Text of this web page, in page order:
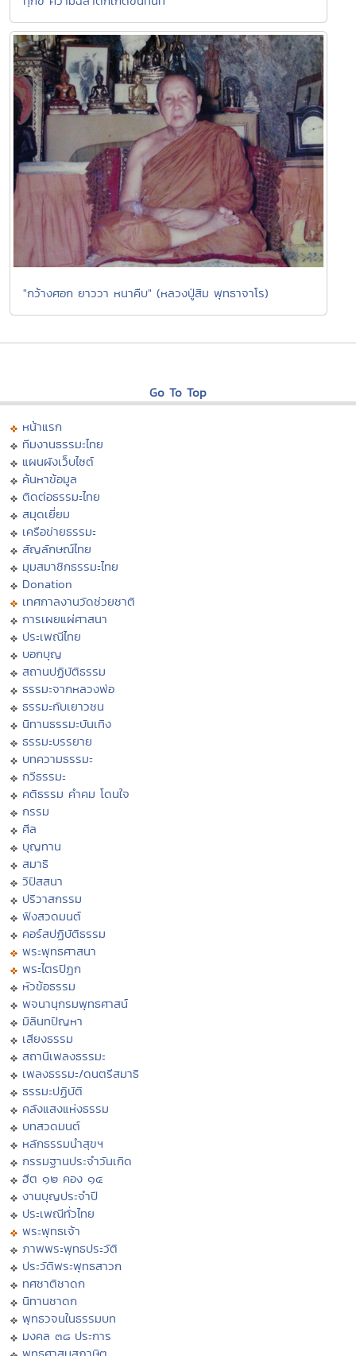
"กว้างศอก ยาววา หนาคืบ" (หลวงปู่สิม พุทธาจาโร)
Go To Top
หน้าแรก
ทีมงานธรรมะไทย
แผนผังเว็บไซต์
ค้นหาข้อมูล
ติดต่อธรรมะไทย
สมุดเยี่ยม
เครือข่ายธรรมะ
สัญลักษณ์ไทย
มุมสมาชิกธรรมะไทย
Donation
เทศกาลงานวัดช่วยชาติ
การเผยแผ่ศาสนา
ประเพณีไทย
บอกบุญ
สถานปฏิบัติธรรม
ธรรมะจากหลวงพ่อ
ธรรมะกับเยาวชน
นิทานธรรมะบันเทิง
ธรรมะบรรยาย
บทความธรรมะ
กวีธรรมะ
คติธรรม คำคม โดนใจ
กรรม
ศีล
บุญทาน
สมาธิ
วิปัสสนา
ปริวาสกรรม
ฟังสวดมนต์
คอร์สปฏิบัติธรรม
พระพุทธศาสนา
พระไตรปิฏก
หัวข้อธรรม
พจนานุกรมพุทธศาสน์
มิลินทปัญหา
เสียงธรรม
สถานีเพลงธรรมะ
เพลงธรรมะ/ดนตรีสมาธิ
ธรรมะปฏิบัติ
คลังแสงแห่งธรรม
บทสวดมนต์
หลักธรรมนำสุขฯ
กรรมฐานประจำวันเกิด
ฮีต ๑๒ คอง ๑๔
งานบุญประจำปี
ประเพณีทั่วไทย
พระพุทธเจ้า
ภาพพระพุทธประวัติ
ประวัติพระพุทธสาวก
ทศชาติชาดก
นิทานชาดก
พุทธวจนในธรรมบท
มงคล ๓๘ ประการ